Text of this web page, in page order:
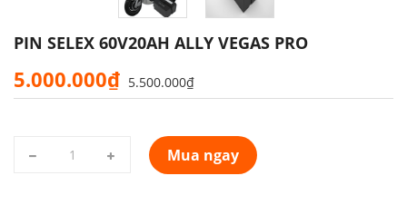
PIN SELEX 60V20AH ALLY VEGAS PRO
5.000.000₫ 5.500.000₫
Mua ngay